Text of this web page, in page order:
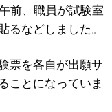
前、職員が試験室
るなどしました。
票を各自が出願サ
ことになっていま